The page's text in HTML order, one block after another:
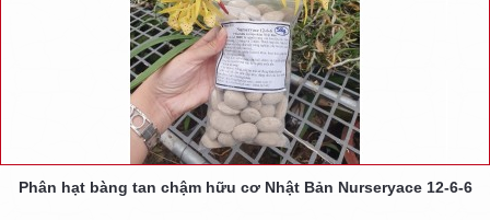
Phân hạt bàng tan chậm hữu cơ Nhật Bản Nurseryace 12-6-6